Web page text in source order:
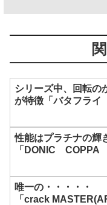
シリーズ中、回転の
が特徴「バタフライ
性能はプラチナの輝
「DONIC
唯一の・・・・・
「crack